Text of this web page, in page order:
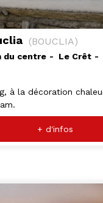
(BOUCLIA)
du centre Le Crêt
à la décoration
+ d'infos